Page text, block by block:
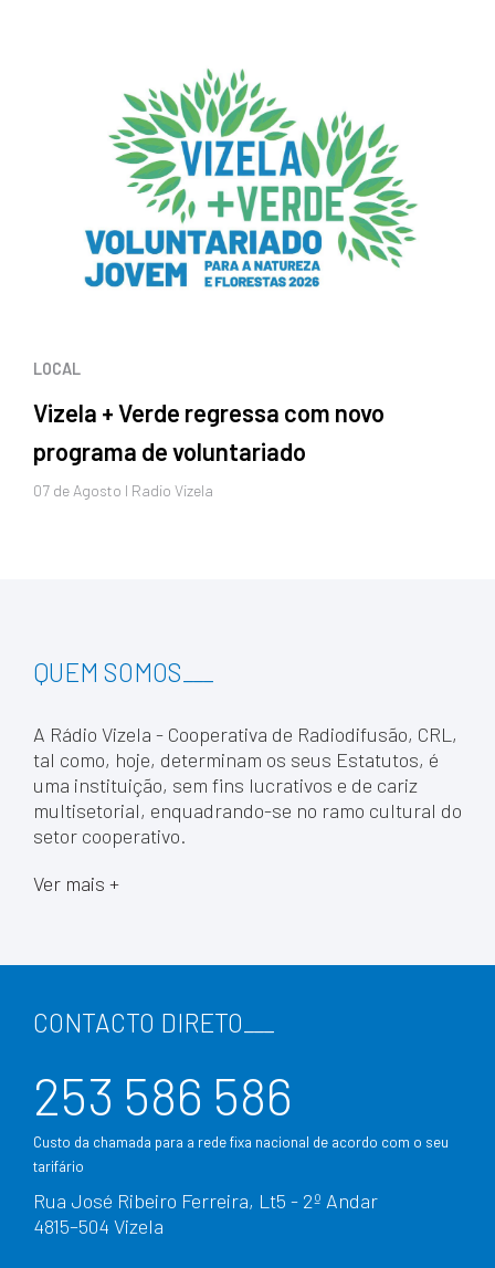
LOCAL
Vizela + Verde regressa com novo
programa de voluntariado
07 de Agosto I Radio Vizela
QUEM SOMOS
A Rádio Vizela - Cooperativa de Radiodifusão, CRL,
tal como, hoje, determinam os seus Estatutos, é
uma instituição, sem fins lucrativos e de cariz
multisetorial, enquadrando-se no ramo cultural do
setor cooperativo.
Ver mais +
CONTACTO DIRETO
253 586 586
Custo da chamada para a rede fixa nacional de acordo com o seu
tarifário
Rua José Ribeiro Ferreira, Lt5 - 2º Andar
4815–504 Vizela